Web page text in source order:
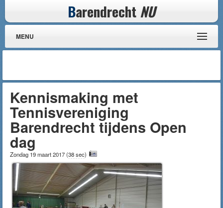
Barendrecht NU
MENU
Kennismaking met
Tennisvereniging
Barendrecht tijdens Open
dag
Zondag 19 maart 2017(38 sec)